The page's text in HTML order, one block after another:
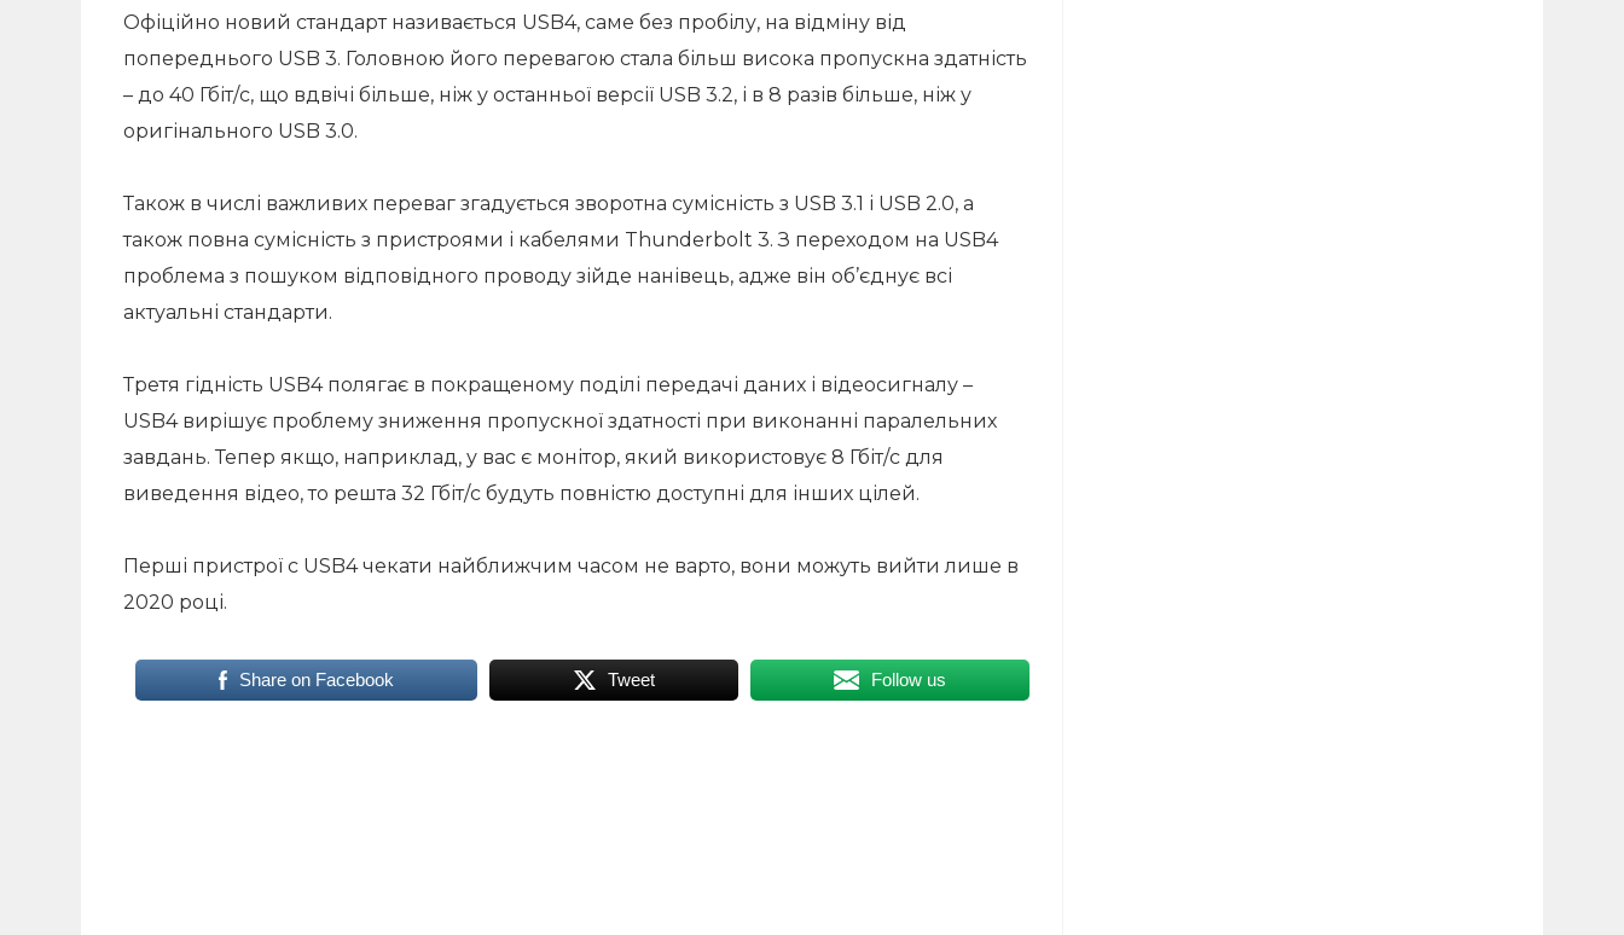
Офіційно новий стандарт називається USB4, саме без пробілу, на відміну від
попереднього USB 3. Головною його перевагою стала більш висока пропускна здатність
– до 40 Гбіт/с, що вдвічі більше, ніж у останньої версії USB 3.2, і в 8 разів більше, ніж у
оригінального USB 3.0.
Також в числі важливих переваг згадується зворотна сумісність з USB 3.1 і USB 2.0, а
також повна сумісність з пристроями і кабелями Thunderbolt 3. З переходом на USB4
проблема з пошуком відповідного проводу зійде нанівець, адже він об’єднує всі
актуальні стандарти.
Третя гідність USB4 полягає в покращеному поділі передачі даних і відеосигналу –
USB4 вирішує проблему зниження пропускної здатності при виконанні паралельних
завдань. Тепер якщо, наприклад, у вас є монітор, який використовує 8 Гбіт/с для
виведення відео, то решта 32 Гбіт/с будуть повністю доступні для інших цілей.
Перші пристрої c USB4 чекати найближчим часом не варто, вони можуть вийти лише в
2020 році.
Share on Facebook Tweet Follow us